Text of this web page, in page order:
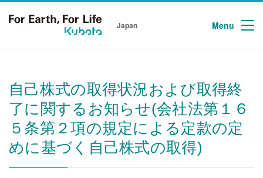
Japan Menu
自己株式の取得状況および取得終
了に関するお知らせ(会社法第１６
５条第２項の規定による定款の定
めに基づく自己株式の取得)